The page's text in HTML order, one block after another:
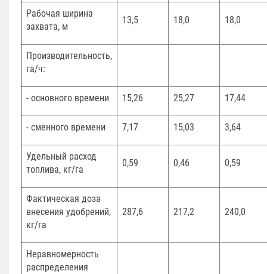
Рабочая ширина
захвата, м
13,5 18,0 18,0
Производительность,
га/ч:
- основного времени 15,26 25,27 17,44
- сменного времени 7,17 15,03 3,64
Удельный расход
топлива, кг/га
0,59 0,46 0,59
Фактическая доза
внесения удобрений,
кг/га
287,6 217,2 240,0
Неравномерность
распределения